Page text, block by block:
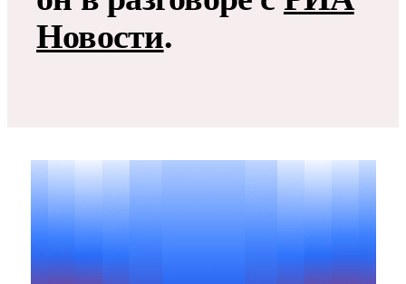
Новости.